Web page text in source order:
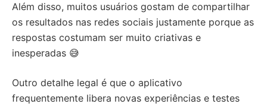
Além disso, muitos usuários gostam de compartilhar
os resultados nas redes sociais justamente porque as
respostas costumam ser muito criativas e
inesperadas 😅
Outro detalhe legal é que o aplicativo
frequentemente libera novas experiências e testes